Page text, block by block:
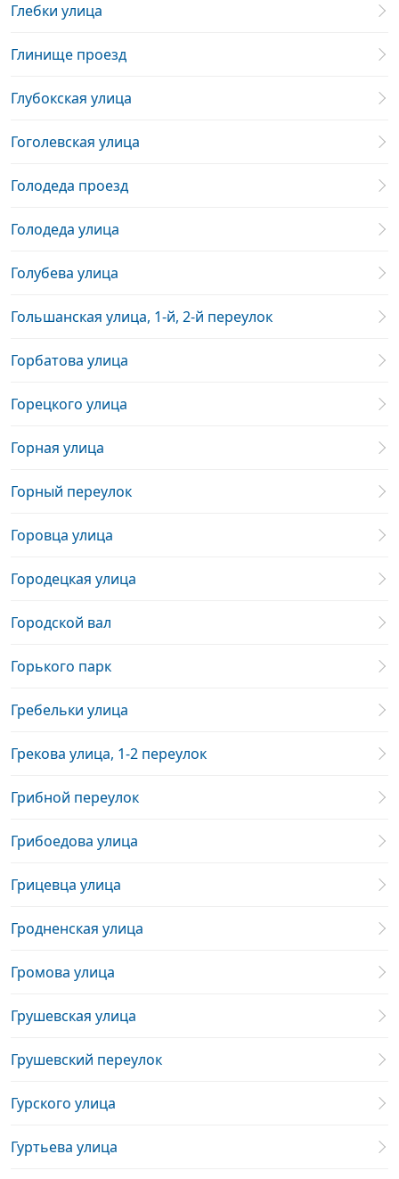
Глебки улица
Глинище проезд
Глубокская улица
Гоголевская улица
Голодеда проезд
Голодеда улица
Голубева улица
Гольшанская улица, 1-й, 2-й переулок
Горбатова улица
Горецкого улица
Горная улица
Горный переулок
Горовца улица
Городецкая улица
Городской вал
Горького парк
Гребельки улица
Грекова улица, 1-2 переулок
Грибной переулок
Грибоедова улица
Грицевца улица
Гродненская улица
Громова улица
Грушевская улица
Грушевский переулок
Гурского улица
Гуртьева улица